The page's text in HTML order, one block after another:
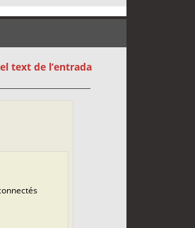
text de l’entrada